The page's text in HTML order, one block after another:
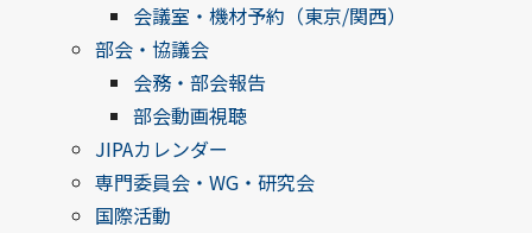
会議室・機材予約（東京/関西）
部会・協議会
会務・部会報告
部会動画視聴
JIPAカレンダー
専門委員会・WG・研究会
国際活動